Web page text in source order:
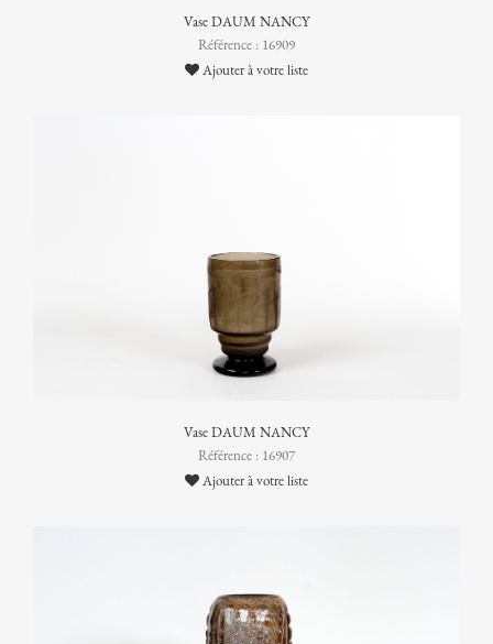
Vase DAUM NANCY
Référence : 16909
Ajouter à votre liste
Vase DAUM NANCY
Référence : 16907
Ajouter à votre liste